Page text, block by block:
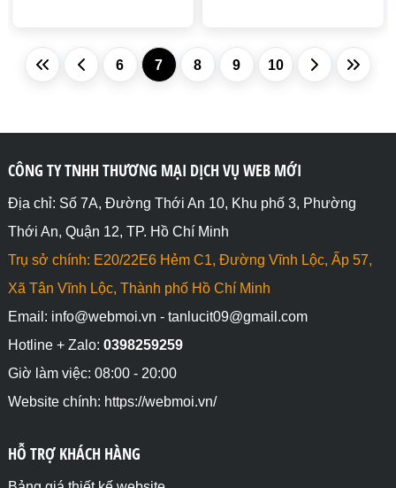
nhanh, đúng chuẩn SEO
VPS phù hợp với nhu cầu
6 7 8 9 10
CÔNG TY TNHH THƯƠNG MẠI DỊCH VỤ WEB MỚI
Địa chỉ: Số 7A, Đường Thới An 10, Khu phố 3, Phường
Thới An, Quận 12, TP. Hồ Chí Minh
Trụ sở chính: E20/22E6 Hẻm C1, Đường Vĩnh Lộc, Ấp 57,
Xã Tân Vĩnh Lộc, Thành phố Hồ Chí Minh
Email: info@webmoi.vn - tanlucit09@gmail.com
Hotline + Zalo: 0398259259
Giờ làm việc: 08:00 - 20:00
Website chính: https://webmoi.vn/
HỖ TRỢ KHÁCH HÀNG